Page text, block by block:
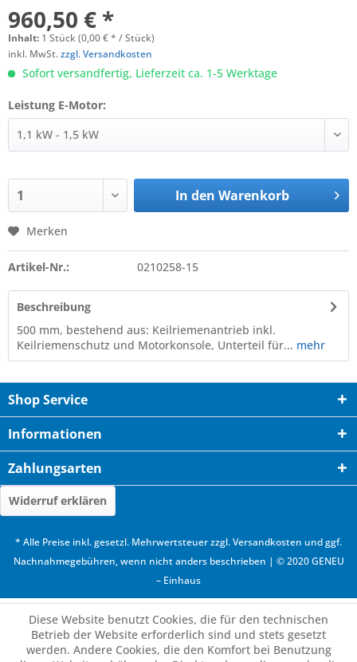
960,50 € *
Inhalt: 1 Stück (0,00 € * / Stück)
inkl. MwSt.zzgl. Versandkosten
Sofort versandfertig, Lieferzeit ca. 1-5 Werktage
Leistung E-Motor:
In den Warenkorb
Merken
Artikel-Nr.: 0210258-15
Beschreibung
500 mm, bestehend aus: Keilriemenantrieb inkl.
Keilriemenschutz und Motorkonsole, Unterteil für... mehr
Shop Service
Informationen
Zahlungsarten
Widerruf erklären
* Alle Preise inkl. gesetzl. Mehrwertsteuer zzgl.Versandkosten und ggf.
Nachnahmegebühren, wenn nicht anders beschrieben | © 2020 GENEU
– Einhaus
Diese Website benutzt Cookies, die für den technischen
Betrieb der Website erforderlich sind und stets gesetzt
werden. Andere Cookies, die den Komfort bei Benutzung